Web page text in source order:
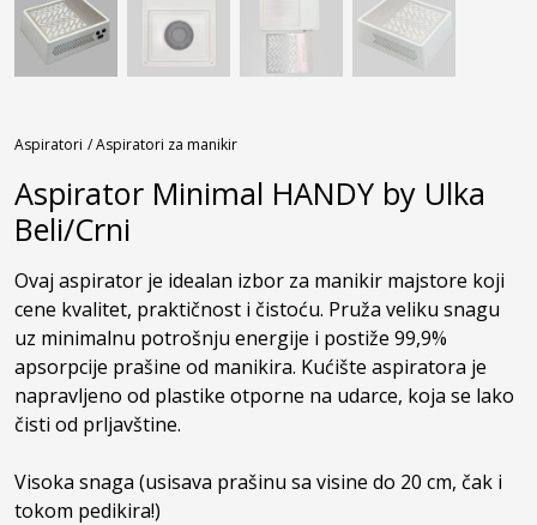
Aspiratori / Aspiratori za manikir
Aspirator Minimal HANDY by Ulka
Beli/Crni
Ovaj aspirator je idealan izbor za manikir majstore koji
cene kvalitet, praktičnost i čistoću. Pruža veliku snagu
uz minimalnu potrošnju energije i postiže 99,9%
apsorpcije prašine od manikira. Kućište aspiratora je
napravljeno od plastike otporne na udarce, koja se lako
čisti od prljavštine.
Visoka snaga (usisava prašinu sa visine do 20 cm, čak i
tokom pedikira!)